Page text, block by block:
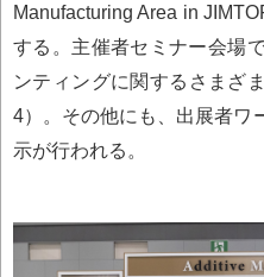
Manufacturing Area in
する。主催者セミナー会場
ンティングに関するさまざ
4）。その他にも、出展者ワ
示が行われる。